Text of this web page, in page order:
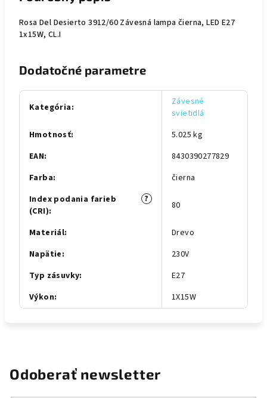
Rosa Del Desierto 3912/60 Závesná lampa čierna, LED E27
1x15W, CL.I
Dodatočné parametre
Kategória:
Závesné
svietidlá
Hmotnosť:
5.025 kg
EAN:
8430390277829
Farba:
čierna
?
Index podania farieb
(CRI): 80
Materiál:
Drevo
Napätie:
230V
Typ zásuvky:
E27
Výkon: 1X15W
Odoberať newsletter